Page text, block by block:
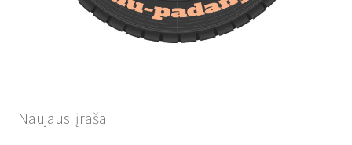
Naujausi įrašai